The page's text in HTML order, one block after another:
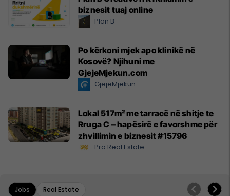
biznesit tuaj online
Plan B
Po kërkoni mjek apo klinikë në
Kosovë? Njihuni me
GjejeMjekun.com
GjejeMjekun
Lokal 517m² me tarracë në shitje te
Rruga C – hapësirë e favorshme për
zhvillimin e biznesit #15796
Pro Real Estate
Jobs Real Estate